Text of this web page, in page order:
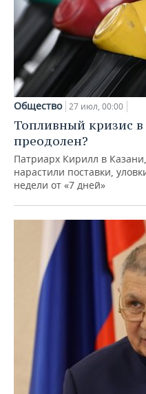
Общество 27 июл, 00:00
Топливный кризис в
преодолен?
Патриарх Кирилл в
нарастили поставки,
недели от «7 дней»